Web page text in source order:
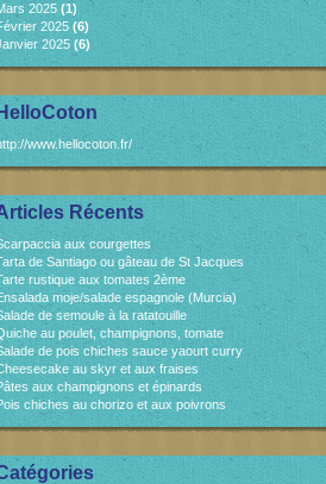
2025 (1)
2025 (6)
2025 (6)
HelloCoton
www.hellocoton.fr/
Récents
aux courgettes
de Santiago ou gâteau de St Jacques
rustique aux tomates 2ème
moje/salade espagnole (Murcia)
de semoule à la ratatouille
au poulet, champignons, tomate
de pois chiches sauce yaourt curry
au skyr et aux fraises
aux champignons et épinards
chiches au chorizo et aux poivrons